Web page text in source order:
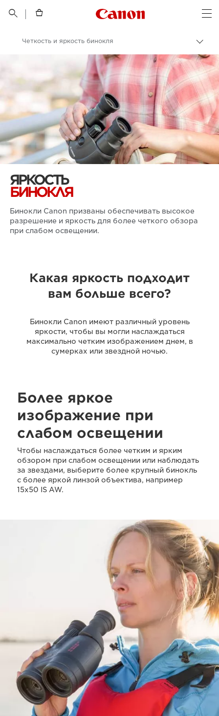
 
Canon Logo, back
Бинокли
Четкость и яркость бинокля
ЯРКОСТЬ
БИНОКЛЯ
Бинокли Canon призваны обеспечивать высокое
разрешение и яркость для более четкого обзора
при слабом освещении.
Какая яркость подходит
вам больше всего?
Бинокли Canon имеют различный уровень
яркости, чтобы вы могли наслаждаться
максимально четким изображением днем, в
сумерках или звездной ночью.
Более яркое
изображение при
слабом освещении
Чтобы наслаждаться более четким и ярким
обзором при слабом освещении или наблюдать
за звездами, выберите более крупный бинокль
с более яркой линзой объектива, например
15x50 IS AW.